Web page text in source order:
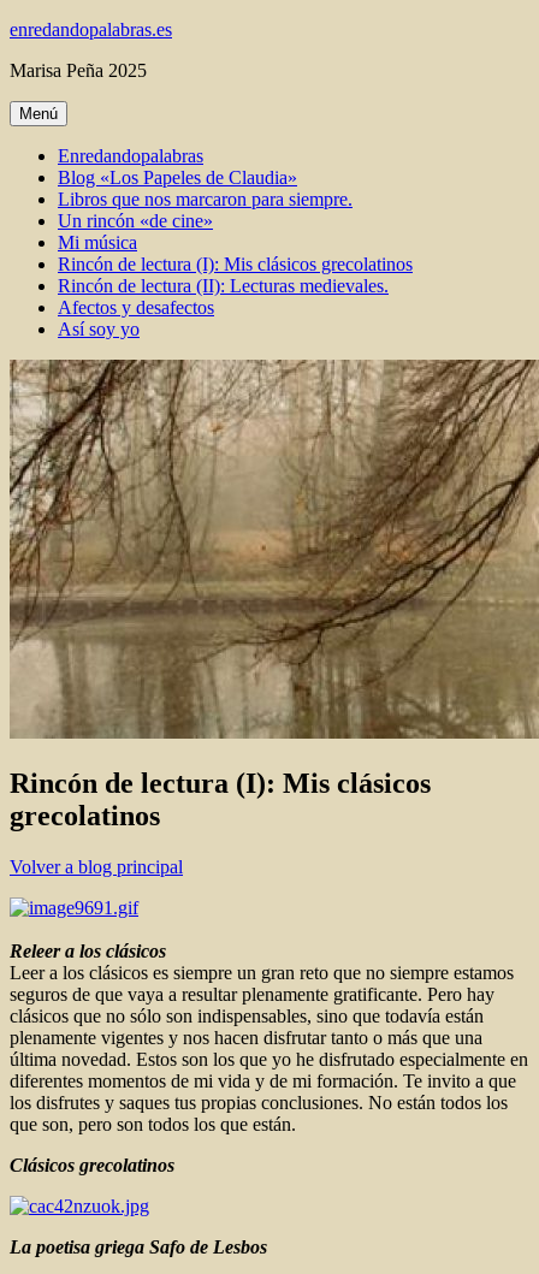
Ir
contenido
enredandopalabras.es
Marisa Peña 2025
Menú
Enredandopalabras
Blog «Los Papeles de Claudia»
Libros que nos marcaron para siempre.
Un rincón «de cine»
Mi música
Rincón de lectura (I): Mis clásicos grecolatinos
Rincón de lectura (II): Lecturas medievales.
Afectos y desafectos
Así soy yo
Rincón de lectura (I): Mis clásicos
grecolatinos
Volver a blog principal
Releer a los clásicos
Leer a los clásicos es siempre un gran reto que no siempre estamos
seguros de que vaya a resultar plenamente gratificante. Pero hay
clásicos que no sólo son indispensables, sino que todavía están
plenamente vigentes y nos hacen disfrutar tanto o más que una
última novedad. Estos son los que yo he disfrutado especialmente en
diferentes momentos de mi vida y de mi formación. Te invito a que
los disfrutes y saques tus propias conclusiones. No están todos los
que son, pero son todos los que están.
Clásicos grecolatinos
La poetisa griega Safo de Lesbos